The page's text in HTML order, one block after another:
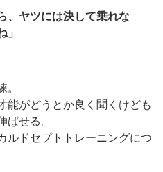
、ヤツには決して乗れな
。
能がどうとか良く聞くけども
ばせる。
ルドセプトトレーニングにつ